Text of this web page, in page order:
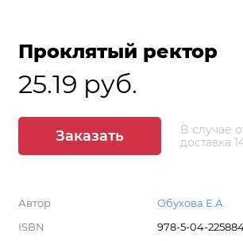
Проклятый ректор
25.19 руб.
Заказать
В случае
доставка
Автор
Обухова Е.А.
ISBN
978-5-04-